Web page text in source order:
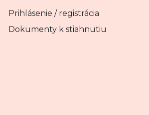
Prihlásenie / registrácia
Dokumenty k stiahnutiu